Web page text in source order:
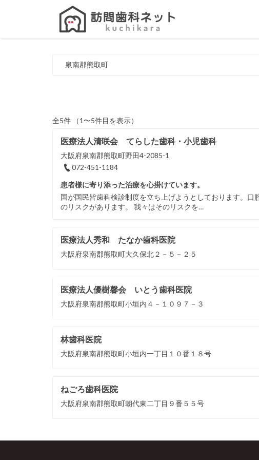
Search
泉南郡熊取町
全5件 （1〜5件目を表示）
医療法人清咲会 てらした歯科・小児歯科
大阪府泉南郡熊取町野田4-2085-1
072-451-1184
患者様に寄り添った治療を心掛けています。
国が国民皆歯科検診制度を立ち上げようとしております。
のリスクがあります。 我々はそのリスクを…
医療法人秀和 たなか歯科医院
大阪府泉南郡熊取町大久保北２－５－２５
医療法人優樹馨会 いとう歯科医院
大阪府泉南郡熊取町小垣内４－１０９７－３
林歯科医院
大阪府泉南郡熊取町小垣内一丁目１０番１８号
ねごろ歯科医院
大阪府泉南郡熊取町朝代東二丁目９番５５号